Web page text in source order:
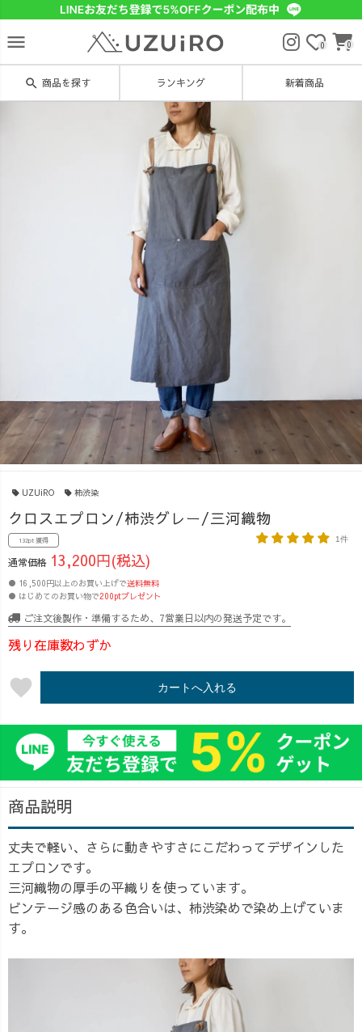
menu 0 0
search 商品を探す ランキング 新着商品
UZUiRO 柿渋染
クロスエプロン/柿渋グレー/三河織物
132pt 獲得 1件
通常価格 13,200円(税込)
● 16,500円以上のお買い上げで送料無料
● はじめてのお買い物で200ptプレゼント
ご注文後製作・準備するため、7営業日以内の発送予定です。
残り在庫数わずか
favorite カートへ入れる
商品説明
丈夫で軽い、さらに動きやすさにこだわってデザインした
エプロンです。
三河織物の厚手の平織りを使っています。
ビンテージ感のある色合いは、柿渋染めで染め上げていま
す。